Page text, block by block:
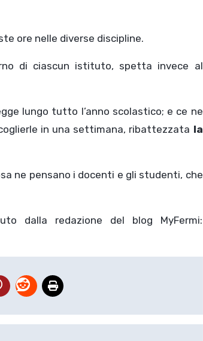
ore nelle diverse discipline.
di ciascun istituto, spetta invece al
lungo tutto l’anno scolastico; e ce ne
in una settimana, ribattezzata la
ne pensano i docenti e gli studenti, che
dalla redazione del blog MyFermi: